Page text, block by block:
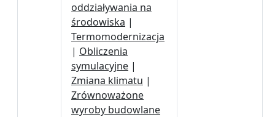
oddziaływania na
środowiska |
Termomodernizacja
| Obliczenia
symulacyjne |
Zmiana klimatu |
Zrównoważone
wyroby budowlane